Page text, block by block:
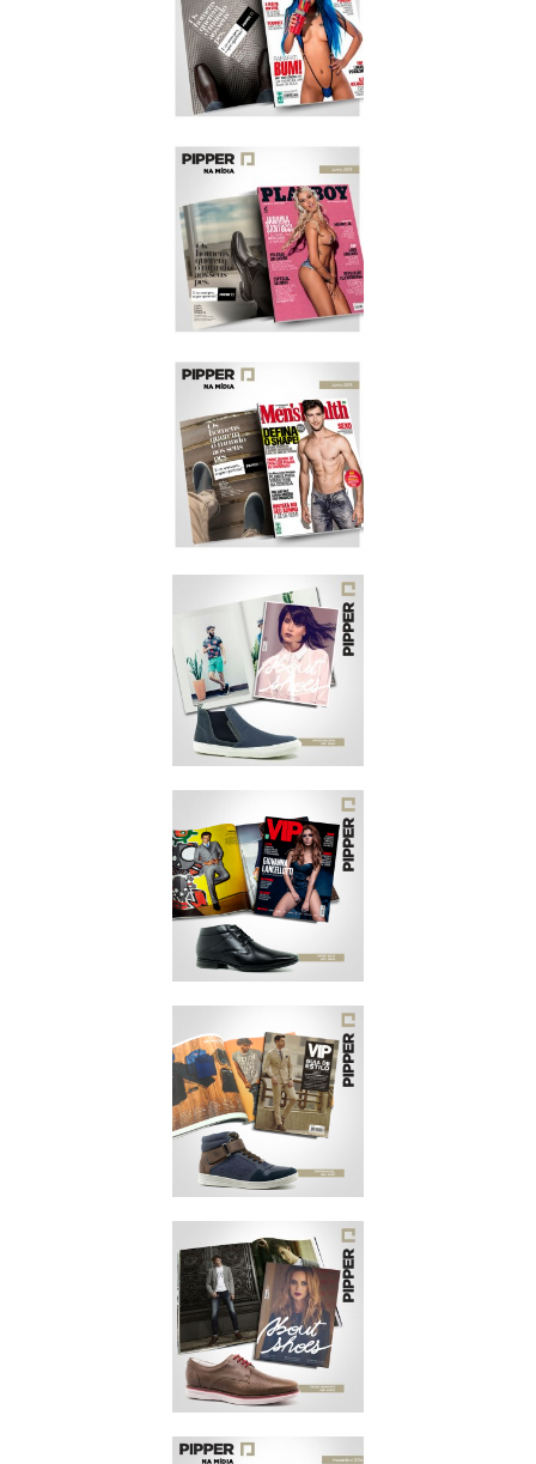
VIP
JULHO/2015
PLAYBOY
JULHO/2015
PLAYBOY
JUNHO/2015
MEN'S HEALTH
JUNHO/2015
ABOUT SHOES
JUNHO/2015
VIP
ABRIL/2015
VIP
JANEIRO/2015